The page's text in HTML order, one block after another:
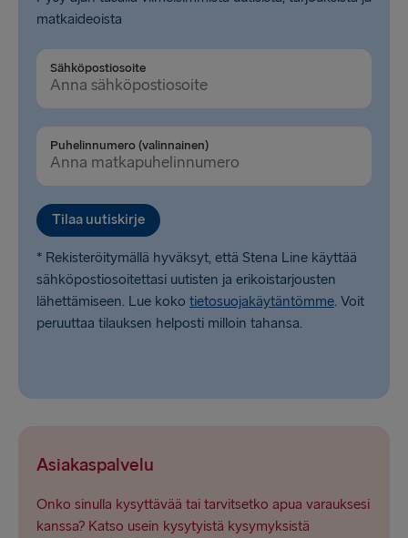
Rosslare → Fishguard
LATVIASTA SAKSAAN
Liepāja → Travemünde
Travemünde → Liepāja
Ventspils → Nynäshamn
Nynäshamn → Ventspils
matkaideoista
Sähköpostiosoite
Puhelinnumero (valinnainen)
Tilaa uutiskirje
* Rekisteröitymällä hyväksyt, että Stena Line käyttää
sähköpostiosoitettasi uutisten ja erikoistarjousten
lähettämiseen. Lue koko tietosuojakäytäntömme. Voit
peruuttaa tilauksen helposti milloin tahansa.
Asiakaspalvelu
Onko sinulla kysyttävää tai tarvitsetko apua varauksesi
kanssa? Katso usein kysytyistä kysymyksistä